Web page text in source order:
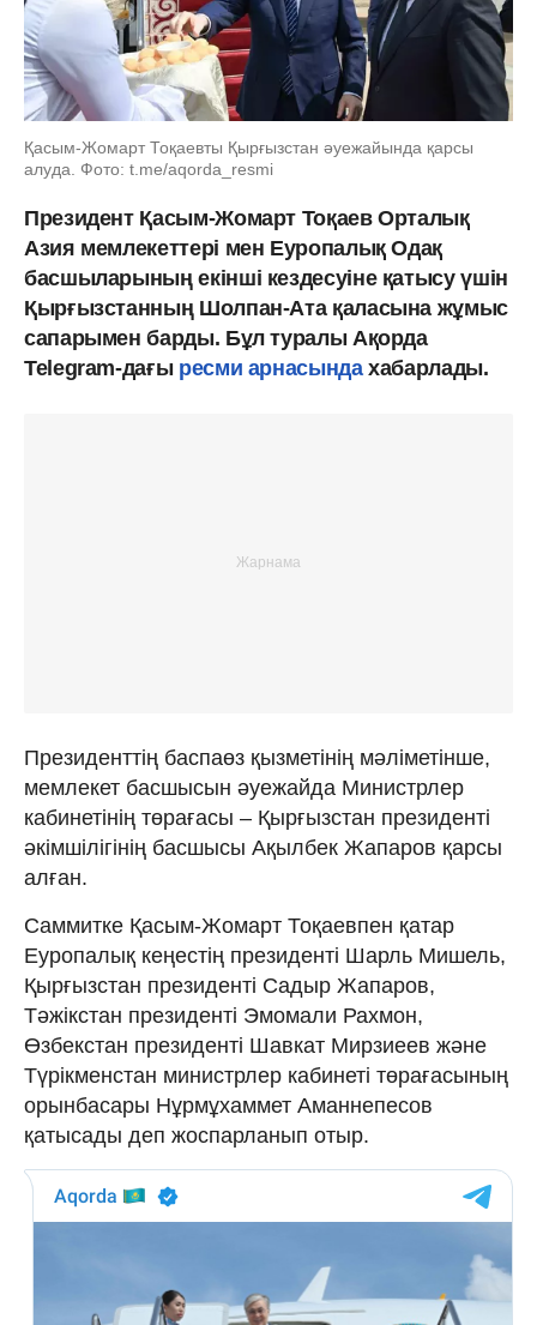
Қасым-Жомарт Тоқаевты Қырғызстан әуежайында қарсы
алуда. Фото: t.me/aqorda_resmi
Президент Қасым-Жомарт Тоқаев Орталық
Азия мемлекеттері мен Еуропалық Одақ
басшыларының екінші кездесуіне қатысу үшін
Қырғызстанның Шолпан-Ата қаласына жұмыс
сапарымен барды. Бұл туралы Ақорда
Telegram-дағы ресми арнасындахабарлады.
Президенттің баспаөз қызметінің мәліметінше,
мемлекет басшысын әуежайда Министрлер
кабинетінің төрағасы – Қырғызстан президенті
әкімшілігінің басшысы Ақылбек Жапаров қарсы
алған.
Саммитке Қасым-Жомарт Тоқаевпен қатар
Еуропалық кеңестің президенті Шарль Мишель,
Қырғызстан президенті Садыр Жапаров,
Тәжікстан президенті Эмомали Рахмон,
Өзбекстан президенті Шавкат Мирзиеев және
Түрікменстан министрлер кабинеті төрағасының
орынбасары Нұрмұхаммет Аманнепесов
қатысады деп жоспарланып отыр.